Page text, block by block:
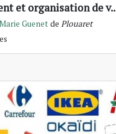
et organisation de v..
Guenetde Plouaret